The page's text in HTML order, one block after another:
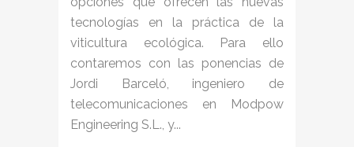
tecnologías en la práctica de la
viticultura ecológica. Para ello
contaremos con las ponencias de
Jordi Barceló, ingeniero de
telecomunicaciones en Modpow
Engineering S.L., y...